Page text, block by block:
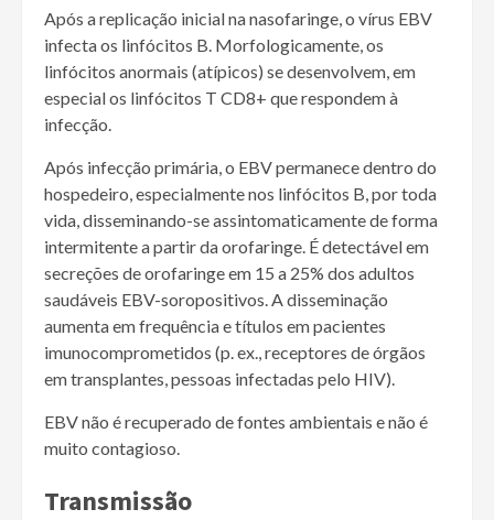
Após a replicação inicial na nasofaringe, o vírus EBV
infecta os linfócitos B. Morfologicamente, os
linfócitos anormais (atípicos) se desenvolvem, em
especial os linfócitos T CD8+ que respondem à
infecção.
Após infecção primária, o EBV permanece dentro do
hospedeiro, especialmente nos linfócitos B, por toda
vida, disseminando-se assintomaticamente de forma
intermitente a partir da orofaringe. É detectável em
secreções de orofaringe em 15 a 25% dos adultos
saudáveis EBV-soropositivos. A disseminação
aumenta em frequência e títulos em pacientes
imunocomprometidos (p. ex., receptores de órgãos
em transplantes, pessoas infectadas pelo HIV).
EBV não é recuperado de fontes ambientais e não é
muito contagioso.
Transmissão